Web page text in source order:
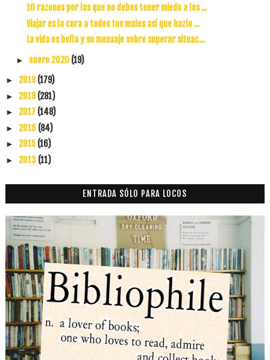
10 razones por las que no debes tener miedo a los ...
Viajar es la cura a todos tus males así que hazlo ...
La vida es bella y su mensaje sobre superar situac...
► enero 2020 (19)
► 2019(179)
► 2018(281)
► 2017 (148)
► 2016 (84)
► 2015 (16)
► 2013 (11)
ENTRADA SÓLO PARA LOCOS